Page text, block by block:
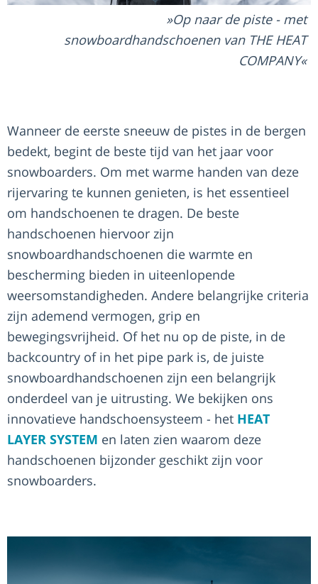
Op naar de piste - met
snowboardhandschoenen van THE HEAT
COMPANY
Wanneer de eerste sneeuw de pistes in de bergen
bedekt, begint de beste tijd van het jaar voor
snowboarders. Om met warme handen van deze
rijervaring te kunnen genieten, is het essentieel
om handschoenen te dragen. De beste
handschoenen hiervoor zijn
snowboardhandschoenen die warmte en
bescherming bieden in uiteenlopende
weersomstandigheden. Andere belangrijke criteria
zijn ademend vermogen, grip en
bewegingsvrijheid. Of het nu op de piste, in de
backcountry of in het pipe park is, de juiste
snowboardhandschoenen zijn een belangrijk
onderdeel van je uitrusting. We bekijken ons
innovatieve handschoensysteem - het HEAT
LAYER SYSTEM en laten zien waarom deze
handschoenen bijzonder geschikt zijn voor
snowboarders.